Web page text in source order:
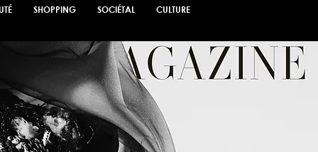
SHOPPING SOCIÉTAL CULTURE